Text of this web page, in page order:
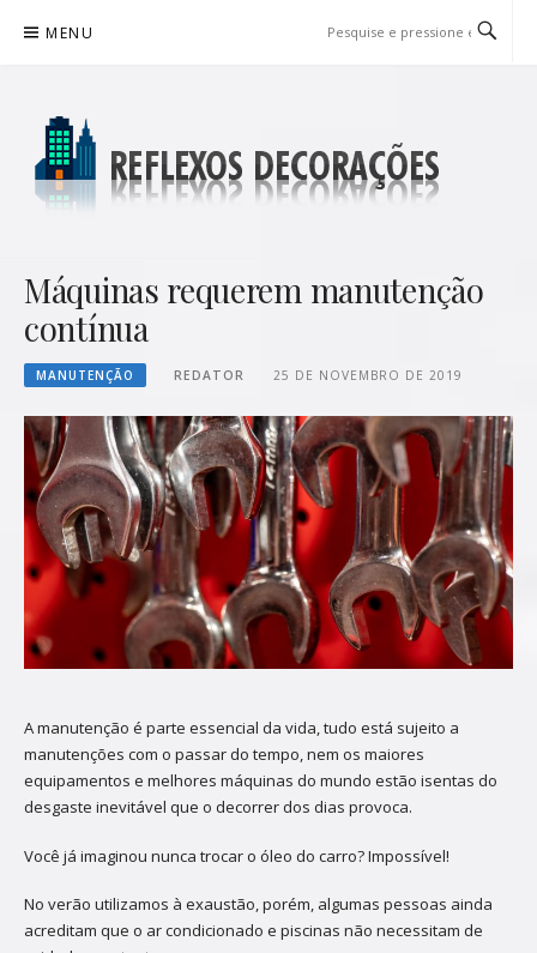
para
MENU
Máquinas requerem manutenção
contínua
MANUTENÇÃO REDATOR 25 DE NOVEMBRO DE 2019
A manutenção é parte essencial da vida, tudo está sujeito a
manutenções com o passar do tempo, nem os maiores
equipamentos e melhores máquinas do mundo estão isentas do
desgaste inevitável que o decorrer dos dias provoca.
Você já imaginou nunca trocar o óleo do carro? Impossível!
No verão utilizamos à exaustão, porém, algumas pessoas ainda
acreditam que o ar condicionado e piscinas não necessitam de